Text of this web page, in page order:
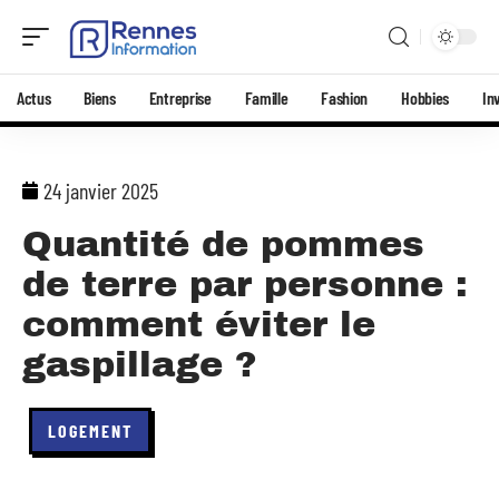
Actus Biens Entreprise Famille Fashion Hobbies
24 janvier 2025
Quantité de pommes
de terre par personne :
comment éviter le
gaspillage ?
LOGEMENT